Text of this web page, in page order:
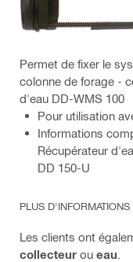
Permet de fixer le
colonne de forage -
d'eau DD-WMS 100
Pour utilisation
Informations
Récupérateur
DD 150-U
PLUS D'INFORMATIONS
Les clients ont
collecteur ou eau